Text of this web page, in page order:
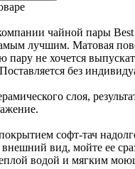
чайной пары
лучшим. Матовая
пару не хочется
без
слоя,
софт-тач
вид, мойте ее
водой и мягким